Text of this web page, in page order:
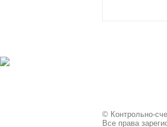
© Контрольно-
Все права